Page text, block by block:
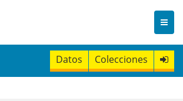
Datos Colecciones